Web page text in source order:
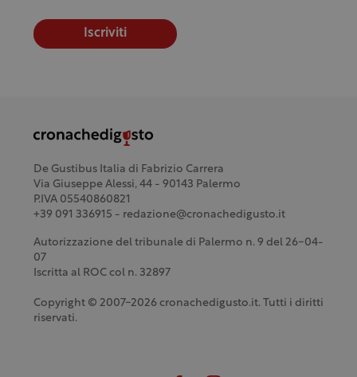
Iscriviti
De Gustibus Italia di Fabrizio Carrera
Via Giuseppe Alessi, 44 - 90143 Palermo
P.IVA 05540860821
+39 091 336915 - redazione@cronachedigusto.it
Autorizzazione del tribunale di Palermo n. 9 del 26-04-
07
Iscritta al ROC col n. 32897
Copyright © 2007-2026 cronachedigusto.it. Tutti i diritti
riservati.